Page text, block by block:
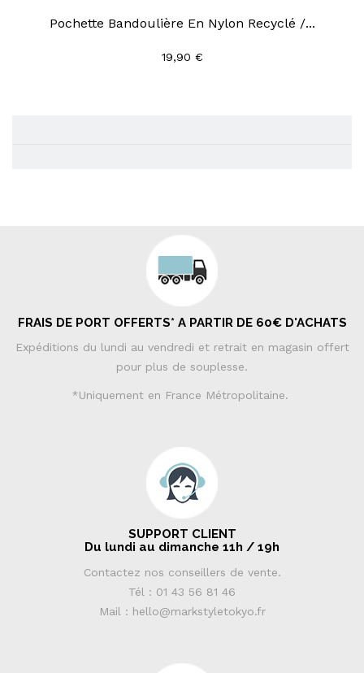
Pochette Bandoulière En Nylon Recyclé /...
19,90 €
FRAIS DE PORT OFFERTS* A PARTIR DE 60€ D'ACHATS
Expéditions du lundi au vendredi et retrait en magasin offert
pour plus de souplesse.
*Uniquement en France Métropolitaine.
SUPPORT CLIENT
Du lundi au dimanche 11h / 19h
Contactez nos conseillers de vente.
Tél : 01 43 56 81 46
Mail : hello@markstyletokyo.fr